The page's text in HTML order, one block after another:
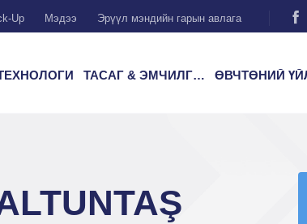
Up Мэдээ Эрүүл мэндийн гарын авлага
ТАСАГ & ЭМЧИЛГЭЭ ӨВЧТӨНИЙ